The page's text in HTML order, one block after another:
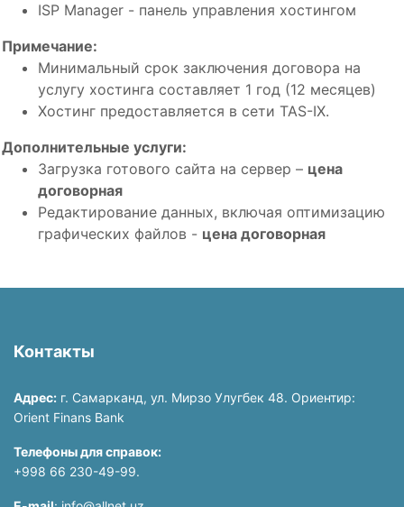
ISP Manager - панель управления хостингом
Примечание:
Mинимальный срок заключения договора на
услугу хостинга составляет 1 год (12 месяцев)
Хостинг предоставляется в сети TAS-IX.
Дополнительные услуги:
Загрузка готового сайта на сервер – цена
договорная
Редактирование данных, включая оптимизацию
графических файлов - цена договорная
Контакты
Адрес: г. Самарканд, ул. Мирзо Улугбек 48. Ориентир:
Orient Finans Bank
Телефоны для справок:
+998 66 230-49-99.